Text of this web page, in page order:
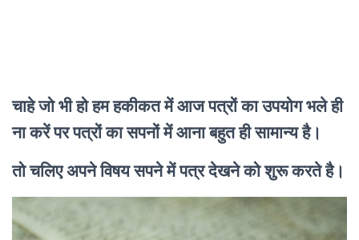
चाहे जो भी हो हम हकीकत में आज पत्रों का उपयोग भले ही
ना करें पर पत्रों का सपनों में आना बहुत ही सामान्य है।
तो चलिए अपने विषय सपने में पत्र देखने को शुरू करते है।